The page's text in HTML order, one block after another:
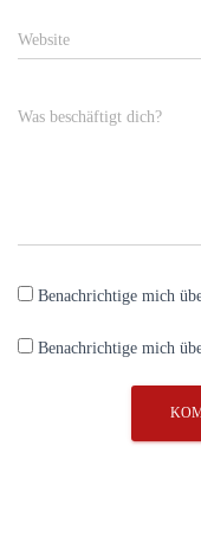
Website
Was beschäftigt dich?
Benachrichtige mich
Benachrichtige mich